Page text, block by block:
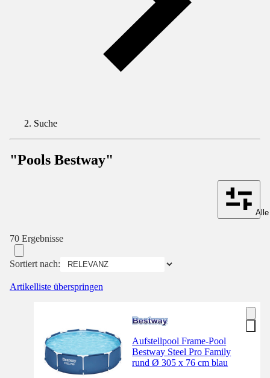
Suche
"Pools Bestway"
70 Ergebnisse
Sortiert nach:
Artikelliste überspringen
Aufstellpool Frame-Pool
Bestway Steel Pro Family
rund Ø 305 x 76 cm blau